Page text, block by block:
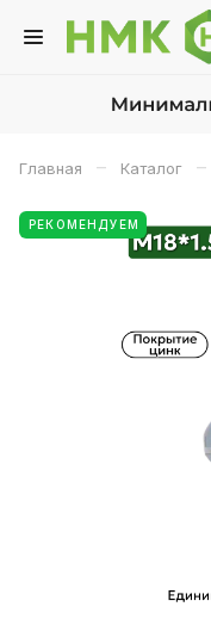
Главная – Каталог –
РЕКОМЕНДУЕМ